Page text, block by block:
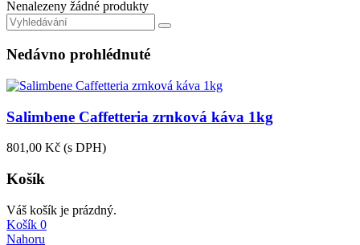
Nenalezeny žádné produkty
Nedávno prohlédnuté
Salimbene Caffetteria zrnková káva 1kg
801,00 Kč (s DPH)
Košík
Váš košík je prázdný.
Košík 0
Nahoru